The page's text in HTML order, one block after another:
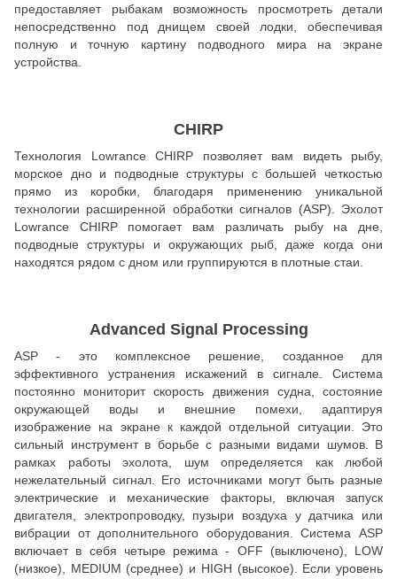
предоставляет рыбакам возможность просмотреть детали
непосредственно под днищем своей лодки, обеспечивая
полную и точную картину подводного мира на экране
устройства.
CHIRP
Технология Lowrance CHIRP позволяет вам видеть рыбу,
морское дно и подводные структуры с большей четкостью
прямо из коробки, благодаря применению уникальной
технологии расширенной обработки сигналов (ASP). Эхолот
Lowrance CHIRP помогает вам различать рыбу на дне,
подводные структуры и окружающих рыб, даже когда они
находятся рядом с дном или группируются в плотные стаи.
Advanced Signal Processing
ASP - это комплексное решение, созданное для
эффективного устранения искажений в сигнале. Система
постоянно мониторит скорость движения судна, состояние
окружающей воды и внешние помехи, адаптируя
изображение на экране к каждой отдельной ситуации. Это
сильный инструмент в борьбе с разными видами шумов. В
рамках работы эхолота, шум определяется как любой
нежелательный сигнал. Его источниками могут быть разные
электрические и механические факторы, включая запуск
двигателя, электропроводку, пузыри воздуха у датчика или
вибрации от дополнительного оборудования. Система ASP
включает в себя четыре режима - OFF (выключено), LOW
(низкое), MEDIUM (среднее) и HIGH (высокое). Если уровень